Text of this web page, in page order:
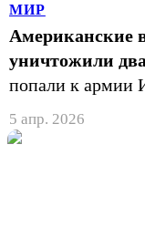
МИР
Американские
уничтожили
попали к армии
5 апр. 2026